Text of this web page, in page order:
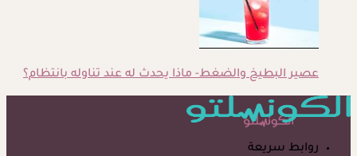
عصير البطيخ والضغط- ماذا يحدث له عند تناوله بانتظام؟
روابط سريعة